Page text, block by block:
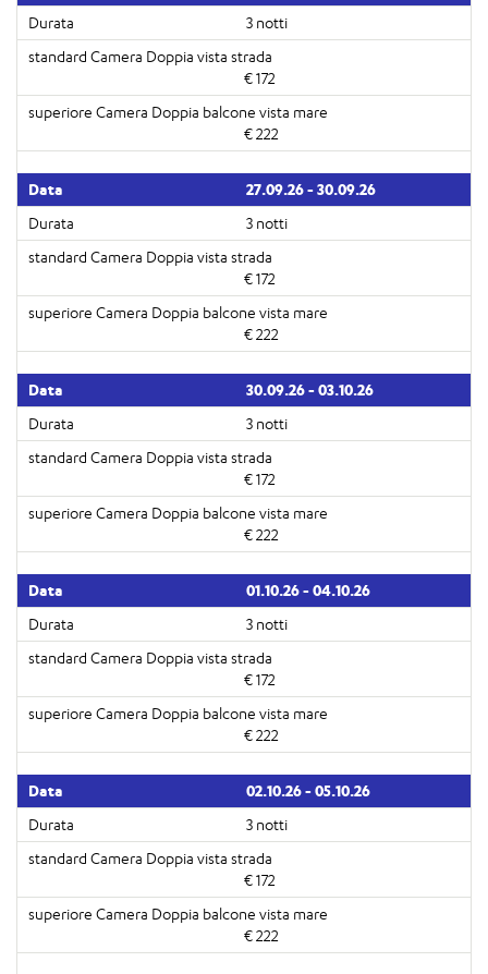
3 notti
€ 172
€ 222
27.09.26 - 30.09.26
3 notti
€ 172
€ 222
30.09.26 - 03.10.26
3 notti
€ 172
€ 222
01.10.26 - 04.10.26
3 notti
€ 172
€ 222
02.10.26 - 05.10.26
3 notti
€ 172
€ 222